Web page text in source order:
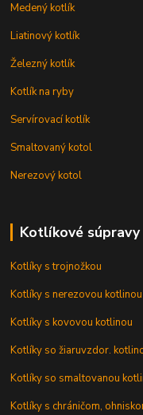
Medený kotlík
Liatinový kotlík
Železný kotlík
Kotlík na ryby
Servírovací kotlík
Smaltovaný kotol
Nerezový kotol
Kotlíkové
Kotlíky s trojnožkou
Kotlíky s nerezovou kotlinou
Kotlíky s kovovou kotlinou
Kotlíky so žiaruvzdor.
Kotlíky so smaltovanou
Kotlíky s chráničom,